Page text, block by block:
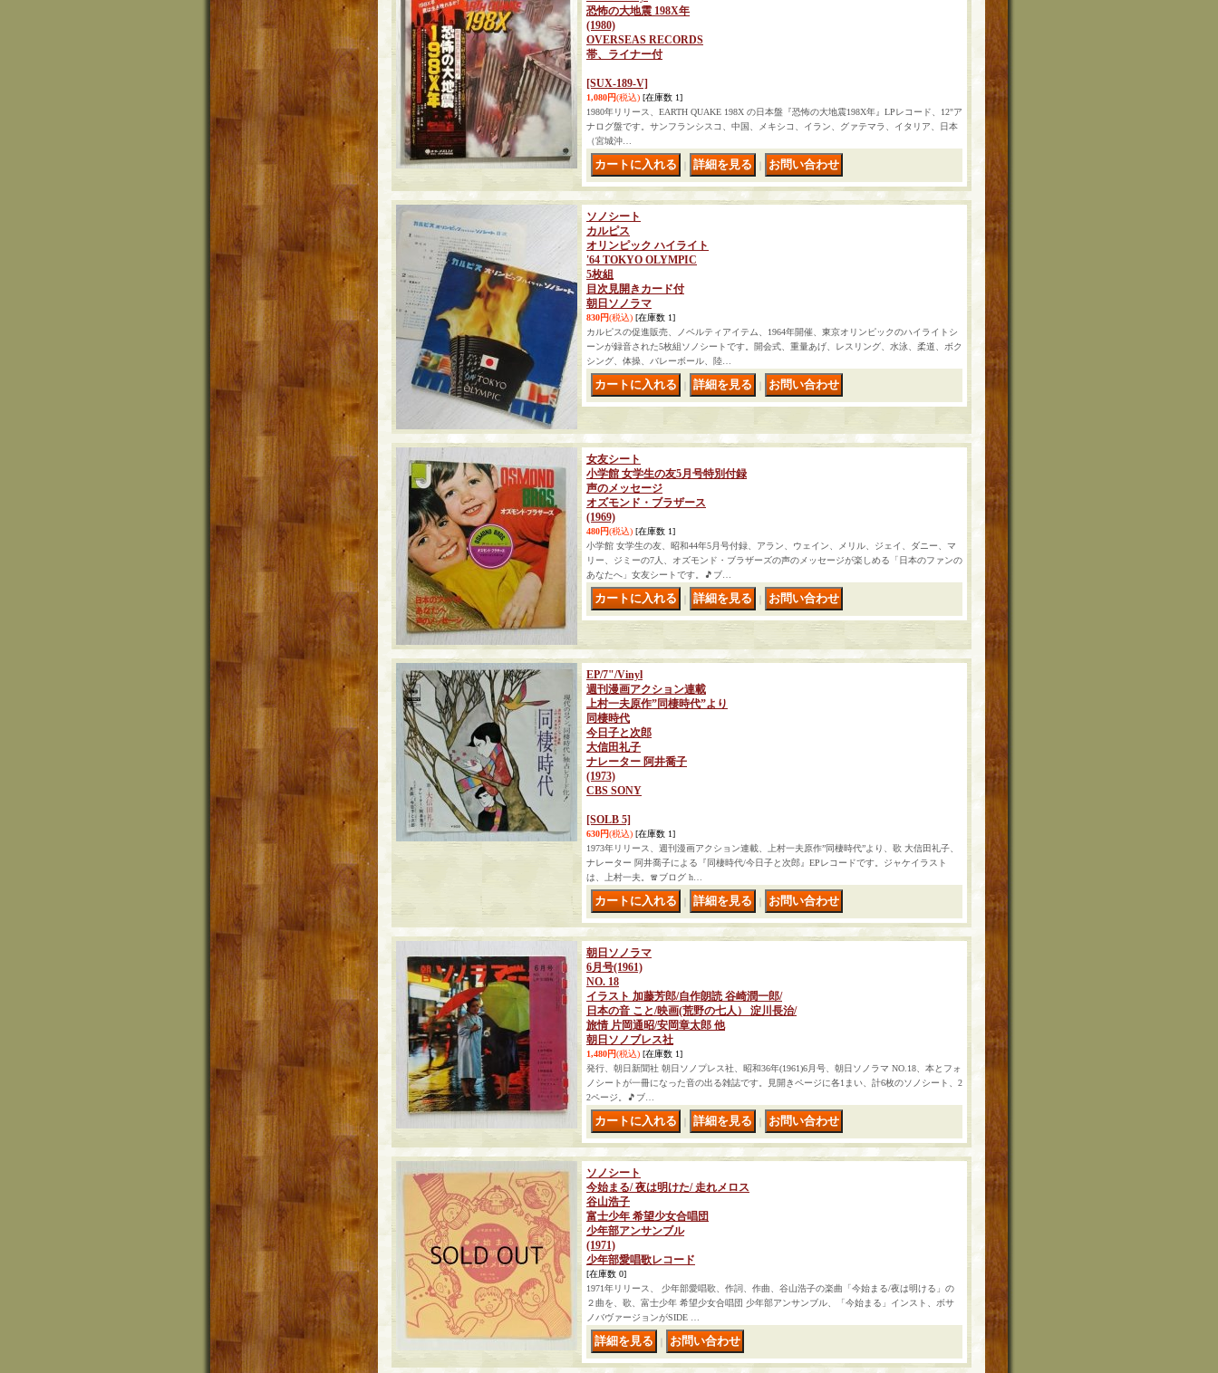
恐怖の大地震 198X年
(1980)
OVERSEAS RECORDS
帯、ライナー付
[SUX-189-V]
1,080円(税込) [在庫数 1]
1980年リリース、EARTH QUAKE 198X の日本盤『恐怖の大地震198X年』LPレコード、12"ア
ナログ盤です。サンフランシスコ、中国、メキシコ、イラン、グァテマラ、イタリア、日本
（宮城沖…
ソノシート
カルピス
オリンピック ハイライト
'64 TOKYO OLYMPIC
5枚組
目次見開きカード付
朝日ソノラマ
830円(税込) [在庫数 1]
カルピスの促進販売、ノベルティアイテム、1964年開催、東京オリンピックのハイライトシ
ーンが録音された5枚組ソノシートです。開会式、重量あげ、レスリング、水泳、柔道、ボク
シング、体操、バレーボール、陸…
女友シート
小学館 女学生の友5月号特別付録
声のメッセージ
オズモンド・ブラザース
(1969)
480円(税込) [在庫数 1]
小学館 女学生の友、昭和44年5月号付録、アラン、ウェイン、メリル、ジェイ、ダニー、マ
リー、ジミーの7人、オズモンド・ブラザーズの声のメッセージが楽しめる「日本のファンの
あなたへ」女友シートです。🎵ブ…
EP/7"/Vinyl
週刊漫画アクション連載
上村一夫原作”同棲時代”より
同棲時代
今日子と次郎
大信田礼子
ナレーター 阿井喬子
(1973)
CBS SONY
[SOLB 5]
630円(税込) [在庫数 1]
1973年リリース、週刊漫画アクション連載、上村一夫原作”同棲時代”より、歌 大信田礼子、
ナレーター 阿井喬子による『同棲時代/今日子と次郎』EPレコードです。ジャケイラスト
は、上村一夫。🧣ブログ h…
朝日ソノラマ
6月号(1961)
NO. 18
イラスト 加藤芳郎/自作朗読 谷崎潤一郎/
日本の音 こと/映画(荒野の七人） 淀川長治/
旅情 片岡通昭/安岡章太郎 他
朝日ソノブレス社
1,480円(税込) [在庫数 1]
発行、朝日新聞社 朝日ソノプレス社、昭和36年(1961)6月号、朝日ソノラマ NO.18、本とフォ
ノシートが一冊になった音の出る雑誌です。見開きページに各1まい、計6枚のソノシート、2
2ページ。🎵ブ…
ソノシート
今始まる/ 夜は明けた/ 走れメロス
谷山浩子
富士少年 希望少女合唱団
少年部アンサンブル
(1971)
少年部愛唱歌レコード
[在庫数 0]
1971年リリース、 少年部愛唱歌、作詞、作曲、谷山浩子の楽曲「今始まる/夜は明ける」の
２曲を、歌、富士少年 希望少女合唱団 少年部アンサンブル、「今始まる」インスト、ボサ
ノバヴァージョンがSIDE …